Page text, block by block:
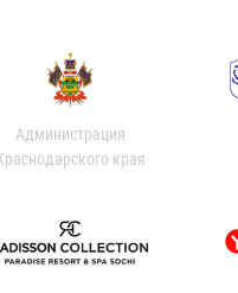
Администрация
края